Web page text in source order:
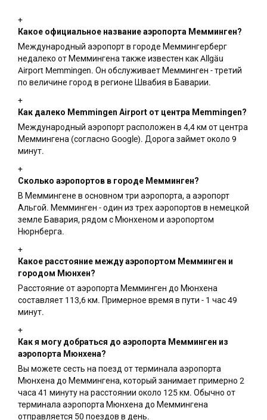
+
Какое официальное название аэропорта Мемминген?
Международный аэропорт в городе Меммингерберг
недалеко от Меммингена также известен как Allgäu
Airport Memmingen. Он обслуживает Мемминген - третий
по величине город в регионе Швабия в Баварии.
+
Как далеко Memmingen Airport от центра Memmingen?
Международный аэропорт расположен в 4,4 км от центра
Меммингена (согласно Google). Дорога займет около 9
минут.
+
Сколько аэропортов в городе Мемминген?
В Меммингене в основном три аэропорта, а аэропорт
Альгой. Мемминген - один из трех аэропортов в немецкой
земле Бавария, рядом с Мюнхеном и аэропортом
Нюрнберга.
+
Какое расстояние между аэропортом Мемминген и
городом Мюнхен?
Расстояние от аэропорта Мемминген до Мюнхена
составляет 113,6 км. Примерное время в пути - 1 час 49
минут.
+
Как я могу добраться до аэропорта Мемминген из
аэропорта Мюнхена?
Вы можете сесть на поезд от терминала аэропорта
Мюнхена до Меммингена, который занимает примерно 2
часа 41 минуту на расстоянии около 125 км. Обычно от
терминала аэропорта Мюнхена до Меммингена
отправляется 50 поездов в день.